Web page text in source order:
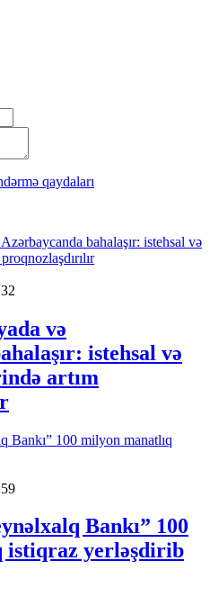
qaydaları
və
istehsal və
artım
Bankı” 100
istiqraz yerləşdirib